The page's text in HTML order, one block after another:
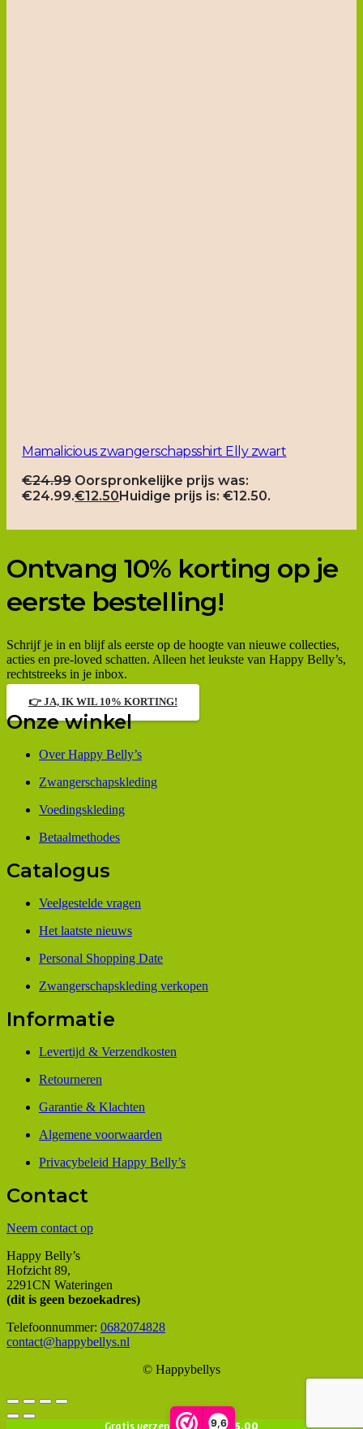
9,6
Mamalicious zwangerschapsshirt Elly zwart
€24.99 Oorspronkelijke prijs was:
€24.99.€12.50Huidige prijs is: €12.50.
Ontvang 10% korting op je
eerste bestelling!
Schrijf je in en blijf als eerste op de hoogte van nieuwe collecties,
acties en pre-loved schatten. Alleen het leukste van Happy Belly’s,
rechtstreeks in je inbox.
👉 JA, IK WIL 10% KORTING!
Onze winkel
Over Happy Belly’s
Zwangerschapskleding
Voedingskleding
Betaalmethodes
Catalogus
Veelgestelde vragen
Het laatste nieuws
Personal Shopping Date
Zwangerschapskleding verkopen
Informatie
Levertijd & Verzendkosten
Retourneren
Garantie & Klachten
Algemene voorwaarden
Privacybeleid Happy Belly’s
Contact
Neem contact op
Happy Belly’s
Hofzicht 89,
2291CN Wateringen
(dit is geen bezoekadres)
Telefoonnummer: 0682074828
contact@happybellys.nl
© Happybellys
Gratis verzending vanaf€ 75.00